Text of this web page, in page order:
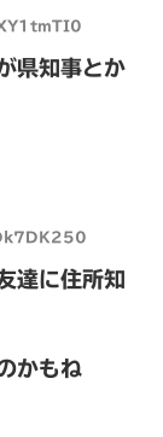
県知事とか
達に住所知
かもね